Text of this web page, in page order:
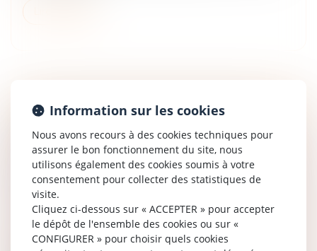
LE JUGEMENT DE DIVORCE ACQUIERT
FORCE DE CHOSE JUGÉE À L’EXPIRATION
DU DÉLAI D’APPEL, RENDANT PRESCRITE
LA SAISIE CONSERVATOIRE PRATIQUÉE
PLUS DE CINQ ANS APRÈS
Droit de la famille, des personnes et de leur patrimoine
Divorce et séparation
Un jugement acquiert force de chose jugée lorsqu’il
Information sur les cookies
Nous avons recours à des cookies techniques pour
assurer le bon fonctionnement du site, nous
utilisons également des cookies soumis à votre
consentement pour collecter des statistiques de
visite.
Cliquez ci-dessous sur « ACCEPTER » pour accepter
le dépôt de l'ensemble des cookies ou sur «
CONFIGURER » pour choisir quels cookies